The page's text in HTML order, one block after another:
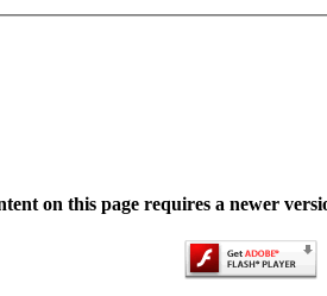
on this page requires a newer